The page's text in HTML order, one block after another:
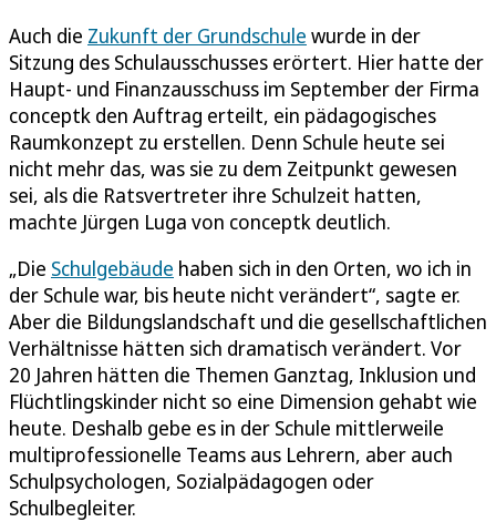
Auch die Zukunft der Grundschule wurde in der
Sitzung des Schulausschusses erörtert. Hier hatte der
Haupt- und Finanzausschuss im September der Firma
conceptk den Auftrag erteilt, ein pädagogisches
Raumkonzept zu erstellen. Denn Schule heute sei
nicht mehr das, was sie zu dem Zeitpunkt gewesen
sei, als die Ratsvertreter ihre Schulzeit hatten,
machte Jürgen Luga von conceptk deutlich.
„Die Schulgebäude haben sich in den Orten, wo ich in
der Schule war, bis heute nicht verändert“, sagte er.
Aber die Bildungslandschaft und die gesellschaftlichen
Verhältnisse hätten sich dramatisch verändert. Vor
20 Jahren hätten die Themen Ganztag, Inklusion und
Flüchtlingskinder nicht so eine Dimension gehabt wie
heute. Deshalb gebe es in der Schule mittlerweile
multiprofessionelle Teams aus Lehrern, aber auch
Schulpsychologen, Sozialpädagogen oder
Schulbegleiter.